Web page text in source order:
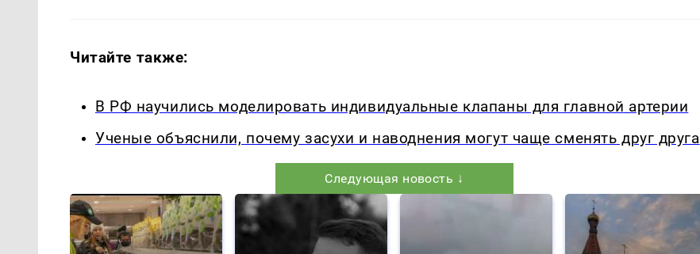
Читайте также:
В РФ научились моделировать индивидуальные клапаны для главной артерии
Ученые объяснили, почему засухи и наводнения могут чаще сменять друг друга
Следующая новость ↓